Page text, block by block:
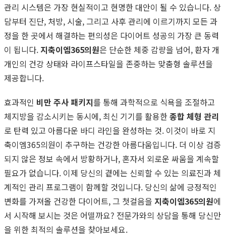
관리 시스템은 가장 현실적이고 현명한 대안이 될 수 있습니다. 상
담부터 진단, 처방, 시술, 그리고 사후 관리에 이르기까지 모든 과
정을 한 곳에서 해결하는 편의성은 다이어트 성공의 가장 큰 동력
이 됩니다. 지축이엠365의원은 단순한 체중 감량을 넘어, 환자 개
개인의 건강 상태와 라이프스타일을 존중하는 맞춤형 솔루션을
제공합니다.
효과적인 비만 주사 패키지를 통해 과학적으로 식욕을 조절하고
체지방을 감소시키는 동시에, 최신 기기를 활용한종합 체형 관리
로 탄력 있고 아름다운 바디 라인을 완성하는 것. 이것이 바로 지
축이엠365의원이 추구하는 건강한 아름다움입니다. 더 이상 검증
되지 않은 정보 속에서 방황하거나, 혼자서 외로운 싸움을 계속할
필요가 없습니다. 이제 당신의 곁에는 신뢰할 수 있는 의료진과 체
계적인 관리 프로그램이 함께할 것입니다. 당신의 삶에 긍정적인
변화를 가져올 건강한 다이어트, 그 첫걸음을 지축이엠365의원에
서 시작해 보시는 것은 어떨까요? 전문가와의 상담을 통해 당신만
을 위한 최적의 솔루션을 찾아보세요.